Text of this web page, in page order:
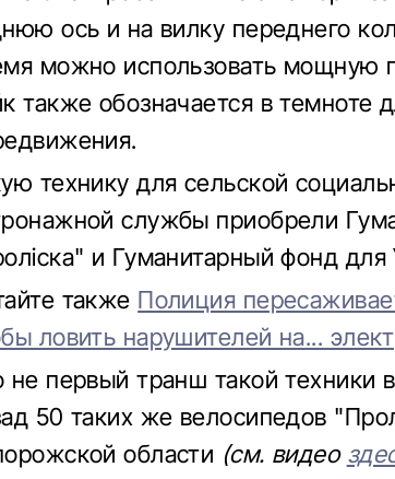
ось и на вилку переднего
можно использовать мощную
также обозначается в темноте
технику для сельской
службы приобрели
и Гуманитарный фонд для
также Полиция
ловить нарушителей на...
не первый транш такой техники
50 таких же велосипедов
области (см. видео